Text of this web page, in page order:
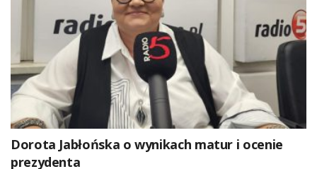
Dorota Jabłońska o wynikach matur i ocenie
prezydenta